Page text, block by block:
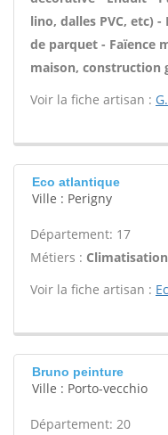
lino, dalles PVC, etc)
de parquet - Faïence
maison, construction
Voir la fiche artisan :
Eco atlantique
Ville : Perigny
Département: 17
Métiers :
Voir la fiche artisan :
Bruno peinture
Ville : Porto-vecchio
Département: 20